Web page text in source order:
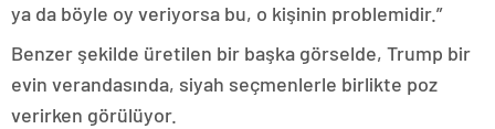
ya da böyle oy veriyorsa bu, o kişinin problemidir.”
Benzer şekilde üretilen bir başka görselde, Trump bir
evin verandasında, siyah seçmenlerle birlikte poz
verirken görülüyor.